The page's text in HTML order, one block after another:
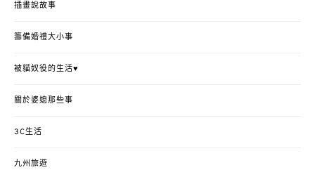
插畫說故事
籌備婚禮大小事
被貓奴役的生活♥
關於婆媳那些事
3C生活
九州旅遊